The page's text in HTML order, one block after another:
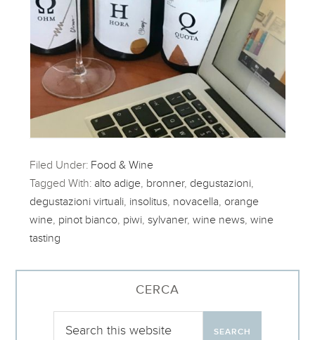
Filed Under: Food & Wine
Tagged With: alto adige bronner, degustazioni
degustazioni virtuali insolitus novacella orange
wine pinot bianco piwi ,sylvaner,wine news ,wine
tasting
CERCA